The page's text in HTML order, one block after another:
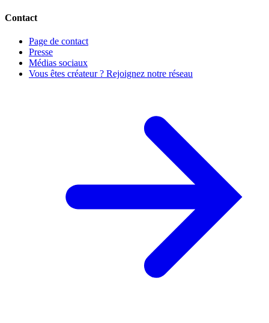
Contact
Page de contact
Presse
Médias sociaux
Vous êtes créateur ? Rejoignez notre réseau